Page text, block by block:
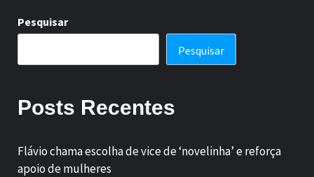
Pesquisar
Pesquisar
Posts Recentes
Flávio chama escolha de vice de ‘novelinha’ e reforça
apoio de mulheres